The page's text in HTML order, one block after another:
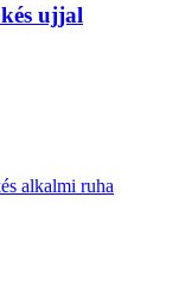
ujjal